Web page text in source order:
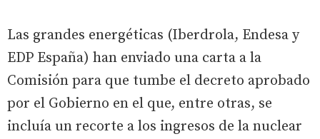
Las grandes energéticas (Iberdrola, Endesa y
EDP España) han enviado una carta a la
Comisión para que tumbe el decreto aprobado
por el Gobierno en el que, entre otras, se
incluía un recorte a los ingresos de la nuclear